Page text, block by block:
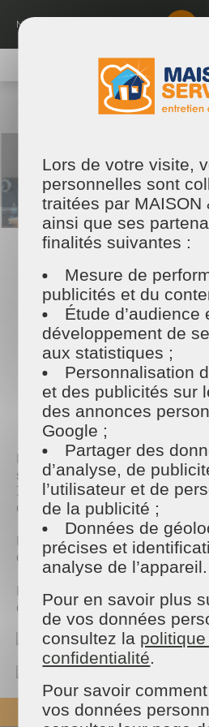
MENU
TROUVER MON
MAISON ET
Nos offres et
JOB DATING LE 07.04.2022
JOB DATING LE
Le jeudi 7 avril 2022 de 10h à 15h00, les
MAISON ET SERVICES, MAINTIEN ADOM
coorganisent un job dating.
PARTAGER
Facebook
MAISON ET SERVICES est
services à la personne, nous
3200 collaborateurs et
de 582 nouveaux
MAISON ET SERVICES Paris 5
assistants ménagers (H/F).
Le jour J, prévoyez de quoi
avec votre CV.
Jeudi 7 avril 2022
REVENIR EN
Lors de votre visite,
personnelles sont
traitées par MAISON
ainsi que ses
finalités suivantes :
Mesure de
publicités et du
Étude d’audience
développement de
aux statistiques ;
Personnalisation
et des publicités sur
des annonces
Google ;
Partager des
d’analyse, de
l’utilisateur et de
de la publicité ;
Données de
précises et
analyse de l’appareil.
Pour en savoir plus
de vos données
consultez la politique
confidentialité
Pour savoir
vos données